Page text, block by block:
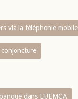
via la téléphonie mobile
dans L‘UEMOA